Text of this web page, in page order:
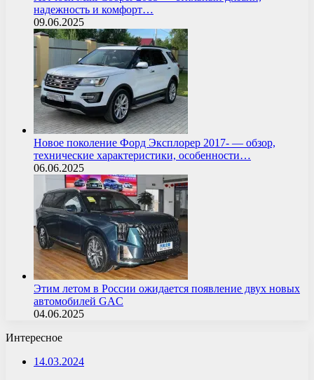
надежность и комфорт…
09.06.2025
Новое поколение Форд Эксплорер 2017- — обзор,
технические характеристики, особенности…
06.06.2025
Этим летом в России ожидается появление двух новых
автомобилей GAC
04.06.2025
Интересное
14.03.2024